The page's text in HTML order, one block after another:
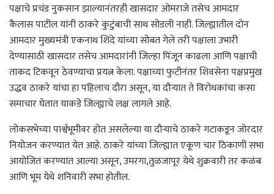
पक्षाचे प्रचंड नुकसान झाल्यानंतरही खासदार ओमराजे तसेच आमदार
कैलास पाटील यांनी ठाकरे कुटुंबाची साथ सोडली नाही. जिल्ह्यातील दोन
आमदार मुख्यमंत्री एकनाथ शिंदे यांच्या सोबत गेले तरी पक्षाला उभारी
देण्यासाठी खासदार तसेच आमदारांनी जिल्हा पिंजून काढला आणि पक्षाची
ताकद टिकवून ठेवण्याचा प्रयत्न केला. पक्षाच्या फुटीनंतर शिवसेना पक्षप्रमुख
उद्धव ठाकरे यांचा हा पहिलाच दौरा असून, या दौऱ्यात ते विरोधकांचा कसा
समाचार घेतात याकडे जिल्ह्याचे लक्ष लागले आहे.
लोकसभेच्या पार्श्वभूमीवर होत असलेल्या या दौऱ्याचे ठाकरे गटाकडून जोरदार
नियोजन करण्यात येत आहे. ठाकरे यांच्या जिल्ह्यात एकूण चार ठिकाणी सभा
आयोजित करण्यात आल्या असून, उमरगा,तुळजापूर येथे शुक्रवारी तर कळंब
आणि भूम येथे शनिवारी सभा होतील.